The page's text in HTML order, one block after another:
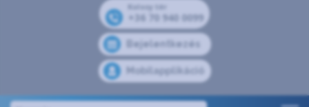
Kolosy tér
+36 70 940 0099
Bejelentkezés
Mobilapplikáció